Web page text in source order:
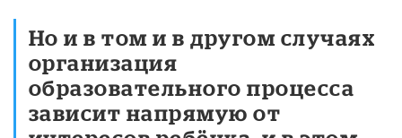
Но и в том и в другом случаях
организация
образовательного процесса
зависит напрямую от